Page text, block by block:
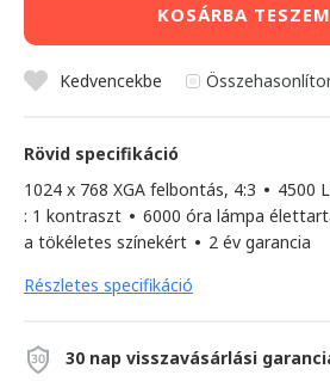
KOSÁRBA TESZEM
Kedvencekbe
Rövid specifikáció
1024 x 768 XGA felbontás, 4:3 • 4500
: 1 kontraszt • 6000 óra lámpa
a tökéletes színekért • 2 év garancia
Részletes specifikáció
30 nap visszavásárlási